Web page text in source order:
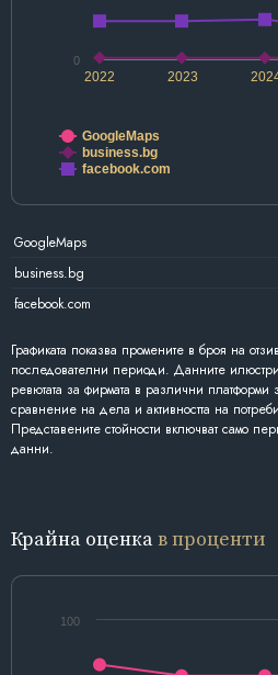
2022 2023
0
GoogleMaps
business.bg
facebook.com
GoogleMaps
business.bg
facebook.com
Графиката показва промените в броя на
последователни периоди. Данните
ревютата за фирмата в различни платформи
сравнение на дела и активността на
Представените стойности включват само
данни.
Крайна оценкав проценти
100